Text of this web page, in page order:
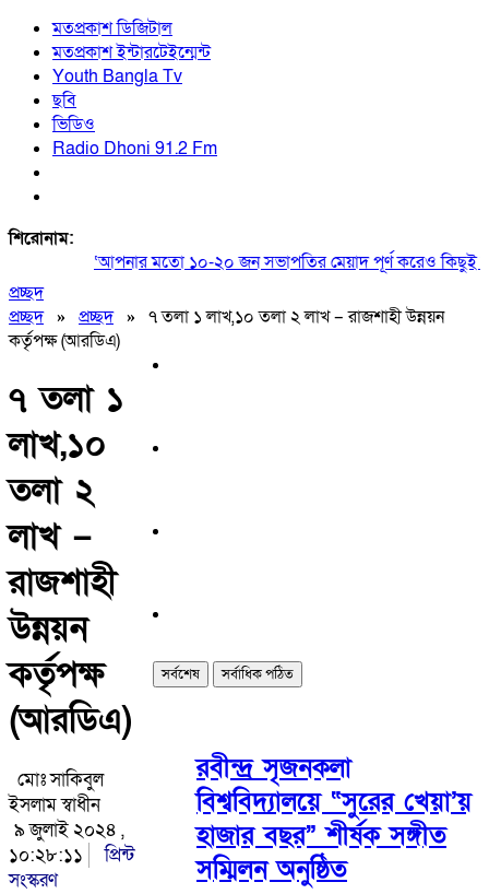
মতপ্রকাশ ডিজিটাল
মতপ্রকাশ ইন্টারটেইন্মেন্ট
Youth Bangla Tv
ছবি
ভিডিও
Radio Dhoni 91.2 Fm
শিরোনাম:
‘আপনার মতো ১০-২০ জন সভাপতির মেয়াদ পূর্ণ করেও কিছুই করতে
প্রচ্ছদ
প্রচ্ছদ» প্রচ্ছদ» ৭ তলা ১ লাখ,১০ তলা ২ লাখ – রাজশাহী উন্নয়ন
কর্তৃপক্ষ (আরডিএ)
৭ তলা ১
লাখ,১০
তলা ২
লাখ –
রাজশাহী
উন্নয়ন
কর্তৃপক্ষ
(আরডিএ)
মোঃ সাকিবুল
ইসলাম স্বাধীন
৯ জুলাই ২০২৪ ,
১০:২৮:১১
প্রিন্ট
সংস্করণ
সর্বশেষ সর্বাধিক পঠিত
রবীন্দ্র সৃজনকলা
বিশ্ববিদ্যালয়ে “সুরের খেয়া’য়
হাজার বছর” শীর্ষক সঙ্গীত
সম্মিলন অনুষ্ঠিত